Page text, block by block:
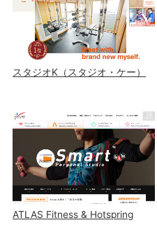
スタジオK（スタジオ・ケー）
ATLAS Fitness & Hotspring